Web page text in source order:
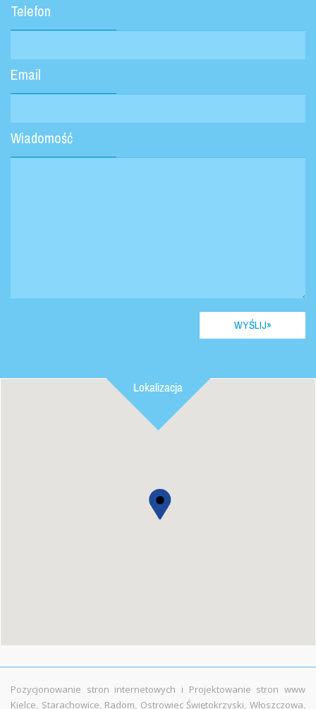
Telefon
Email
Wiadomość
Pozycjonowanie stron internetowych i Projektowanie stron www
Kielce, Starachowice, Radom, Ostrowiec Świętokrzyski, Włoszczowa,